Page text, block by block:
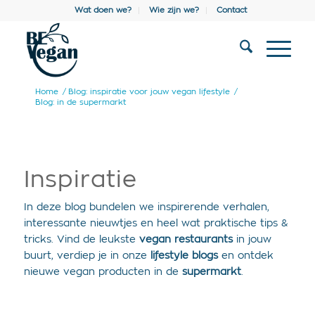
Wat doen we? Wie zijn we? Contact
Home / Blog: inspiratie voor jouw vegan lifestyle /
Blog: in de supermarkt
Inspiratie
In deze blog bundelen we inspirerende verhalen,
interessante nieuwtjes en heel wat praktische tips &
tricks. Vind de leukste vegan restaurantsin jouw
buurt, verdiep je in onze
lifestyle blogsen ontdek
nieuwe vegan producten in de supermarkt.